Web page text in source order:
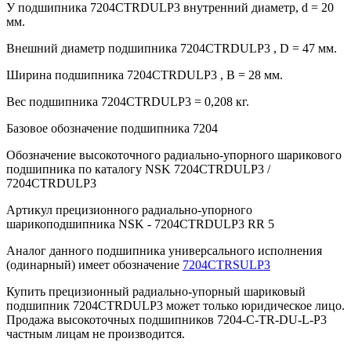
У подшипника 7204CTRDULP3 внутренний диаметр, d = 20
мм.
Внешний диаметр подшипника 7204CTRDULP3 , D = 47 мм.
Ширина подшипника 7204CTRDULP3 , B = 28 мм.
Вес подшипника 7204CTRDULP3 = 0,208 кг.
Базовое обозначение подшипника 7204
Обозначение высокоточного радиально-упорного шарикового
подшипника по каталогу NSK 7204CTRDULP3 /
7204CTRDULP3
Артикул прецизионного радиально-упорного
шарикоподшипника NSK - 7204CTRDULP3 RR 5
Аналог данного подшипника универсального исполнения
(одинарный) имеет обозначение 7204CTRSULP3
Купить прецизионный радиально-упорный шариковый
подшипник 7204CTRDULP3 может только юридическое лицо.
Продажа высокоточных подшипников 7204-C-TR-DU-L-P3
частным лицам не производится.